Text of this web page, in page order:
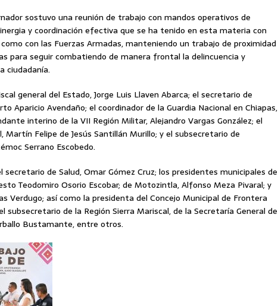
sostuvo una reunión de trabajo con mandos operativos de
y coordinación efectiva que se ha tenido en esta materia con
con las Fuerzas Armadas, manteniendo un trabajo de proximidad
para seguir combatiendo de manera frontal la delincuencia y
ciudadanía.
general del Estado, Jorge Luis Llaven Abarca; el secretario de
Aparicio Avendaño; el coordinador de la Guardia Nacional en Chiapas,
interino de la VII Región Militar, Alejandro Vargas González; el
Martín Felipe de Jesús Santillán Murillo; y el subsecretario de
Serrano Escobedo.
de Salud, Omar Gómez Cruz; los presidentes municipales de
Teodomiro Osorio Escobar; de Motozintla, Alfonso Meza Pivaral; y
Verdugo; así como la presidenta del Concejo Municipal de Frontera
subsecretario de la Región Sierra Mariscal, de la Secretaría General de
Bustamante, entre otros.